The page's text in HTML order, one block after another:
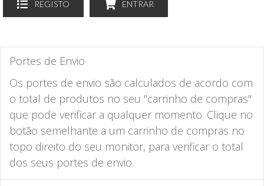
REGISTO ENTRAR
Portes de Envio
Os portes de envio são calculados de acordo com
o total de produtos no seu "carrinho de compras"
que pode verificar a qualquer momento. Clique no
botão semelhante a um carrinho de compras no
topo direito do seu monitor, para verificar o total
dos seus portes de envio.